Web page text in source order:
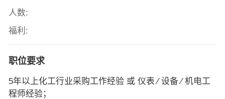
人数:
福利:
职位要求
5年以上化工行业采购工作经验 或 仪表 ∕ 设备 ∕ 机电工
程师经验；